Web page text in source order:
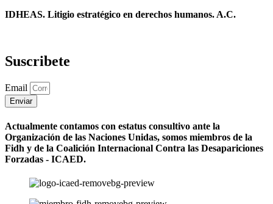
IDHEAS. Litigio estratégico en derechos humanos. A.C.
Suscribete
Email
Enviar
Actualmente contamos con estatus consultivo ante la
Organización de las Naciones Unidas, somos miembros de la
Fidh y de la Coalición Internacional Contra las Desapariciones
Forzadas - ICAED.